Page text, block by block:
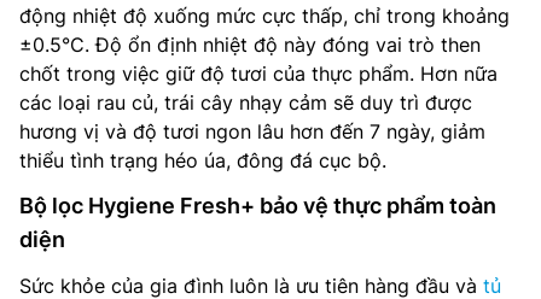
động nhiệt độ xuống mức cực thấp, chỉ trong khoảng
±0.5°C. Độ ổn định nhiệt độ này đóng vai trò then
chốt trong việc giữ độ tươi của thực phẩm. Hơn nữa
các loại rau củ, trái cây nhạy cảm sẽ duy trì được
hương vị và độ tươi ngon lâu hơn đến 7 ngày, giảm
thiểu tình trạng héo úa, đông đá cục bộ.
Bộ lọc Hygiene Fresh+ bảo vệ thực phẩm toàn
diện
Sức khỏe của gia đình luôn là ưu tiên hàng đầu và tủ